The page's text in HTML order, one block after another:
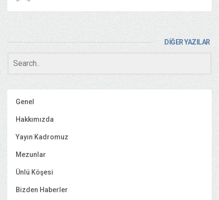
DİĞER YAZILAR
Genel
Hakkımızda
Yayın Kadromuz
Mezunlar
Ünlü Köşesi
Bizden Haberler